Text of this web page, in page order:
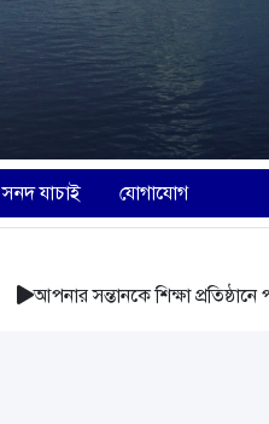
সনদ যাচাই যোগাযোগ
আপনার সন্তানকে শিক্ষা প্রতিষ্ঠানে পাঠান